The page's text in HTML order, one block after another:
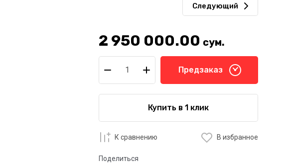
Следующий
2 950 000.00 сум.
Предзаказ
Купить в 1 клик
К сравнению В избранное
Поделиться